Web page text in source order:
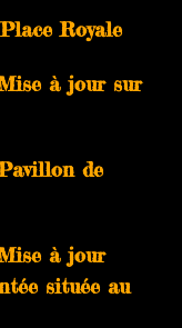
Royale
à jour sur
de
à jour
située au